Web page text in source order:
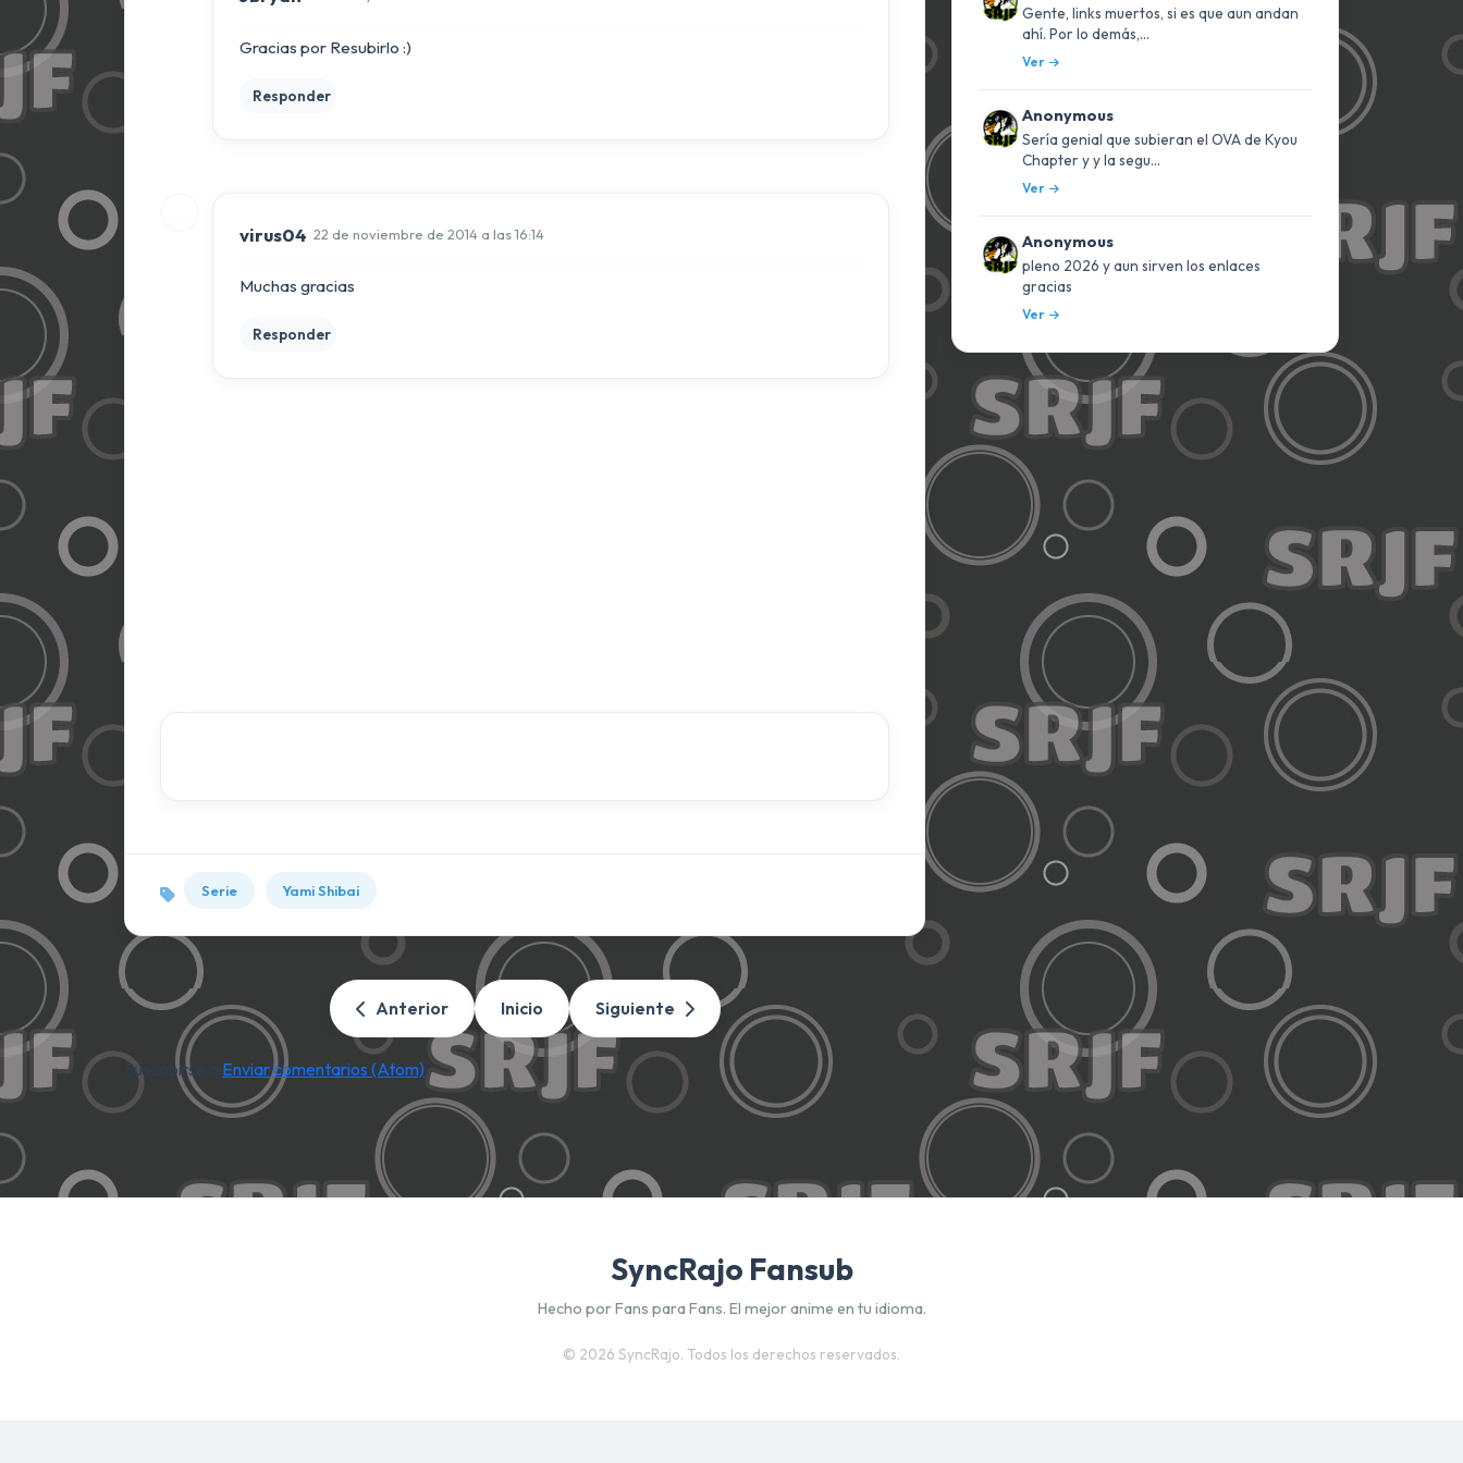
Gracias por Resubirlo :)
Responder
virus04 22 de noviembre de 2014 a las 16:14
Muchas gracias
Responder
Serie Yami Shibai
Anterior Inicio Siguiente
Suscribirse a:Enviar comentarios (Atom)
Gente, links muertos, si es que aun andan
ahí. Por lo demás,...
Ver
Anonymous
Sería genial que subieran el OVA de Kyou
Chapter y y la segu...
Ver
Anonymous
pleno 2026 y aun sirven los enlaces
gracias
Ver
SyncRajo Fansub
Hecho por Fans para Fans. El mejor anime en tu idioma.
© 2026 SyncRajo. Todos los derechos reservados.